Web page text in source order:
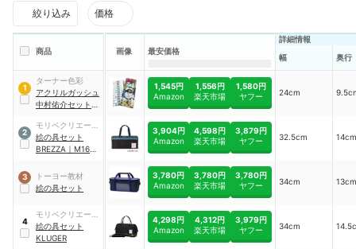
絞り込み 価格
商品 画像 最安価格
詳細情報
幅
奥行
1
ターナー色彩
アクリルガッシュ
中村佑介セット
1,545円
Amazon
1,556円
楽天市場
1,580円
ヤフー
24cm
2
モリベクリエーシ
ョン
絵の具セット
BREZZA ｜ M16R-
3,904円
Amazon
4,598円
楽天市場
3,879円
ヤフー
32.5cm 14cm
3
トーヨー教材
絵の具セット
3,780円
Amazon
3,780円
楽天市場
3,780円
ヤフー
34cm
4
モリベクリエーシ
ョン
絵の具セット
KLUGER
4,298円
Amazon
4,312円
楽天市場
3,979円
ヤフー
34cm